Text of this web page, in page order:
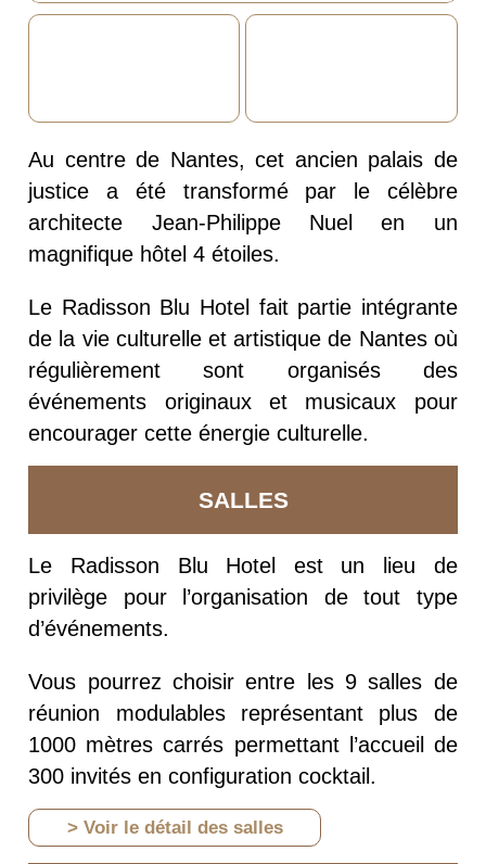
Au centre de Nantes, cet ancien palais de
justice a été transformé par le célèbre
architecte Jean-Philippe Nuel en un
magnifique hôtel 4 étoiles.
Le Radisson Blu Hotel fait partie intégrante
de la vie culturelle et artistique de Nantes où
régulièrement sont organisés des
événements originaux et musicaux pour
encourager cette énergie culturelle.
SALLES
Le Radisson Blu Hotel est un lieu de
privilège pour l’organisation de tout type
d’événements.
Vous pourrez choisir entre les 9 salles de
réunion modulables représentant plus de
1000 mètres carrés permettant l’accueil de
300 invités en configuration cocktail.
> Voir le détail des salles